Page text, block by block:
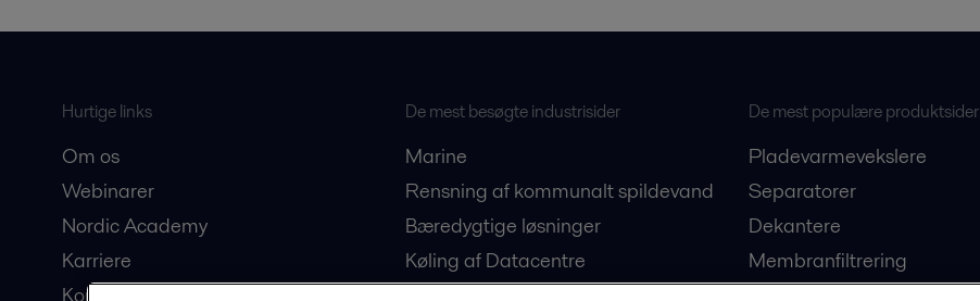
Hurtige links
Om os
Webinarer
Nordic Academy
Karriere
Kontakt os
De mest besøgte industrisider
Marine
Rensning af kommunalt spildevand
Bæredygtige løsninger
Køling af Datacentre
De mest populære produktsider
Pladevarmevekslere
Separatorer
Dekantere
Membranfiltrering